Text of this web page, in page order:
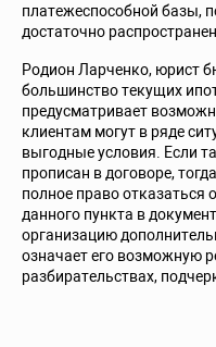
платежеспособной базы,
достаточно
Родион Ларченко, юрист
большинство текущих
предусматривает
клиентам могут в ряде
выгодные условия. Если
прописан в договоре,
полное право отказаться
данного пункта в
организацию
означает его возможную
разбирательствах,